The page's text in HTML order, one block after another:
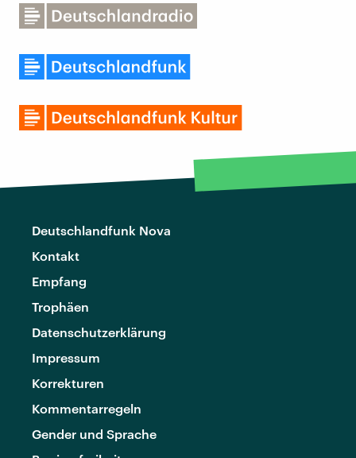
Deutschlandfunk Nova
Kontakt
Empfang
Trophäen
Datenschutzerklärung
Impressum
Korrekturen
Kommentarregeln
Gender und Sprache